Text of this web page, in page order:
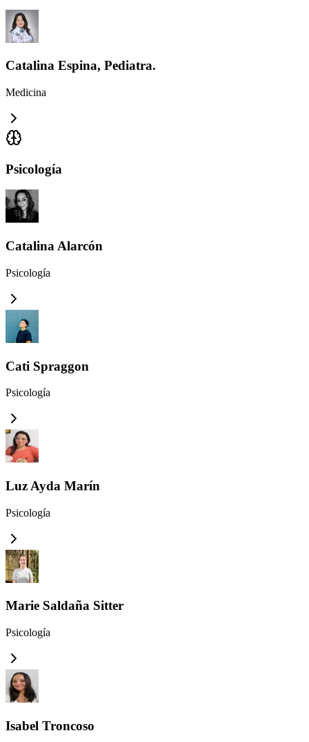
Catalina Espina, Pediatra.
Medicina
Psicología
Catalina Alarcón
Psicología
Cati Spraggon
Psicología
Luz Ayda Marín
Psicología
Marie Saldaña Sitter
Psicología
Isabel Troncoso